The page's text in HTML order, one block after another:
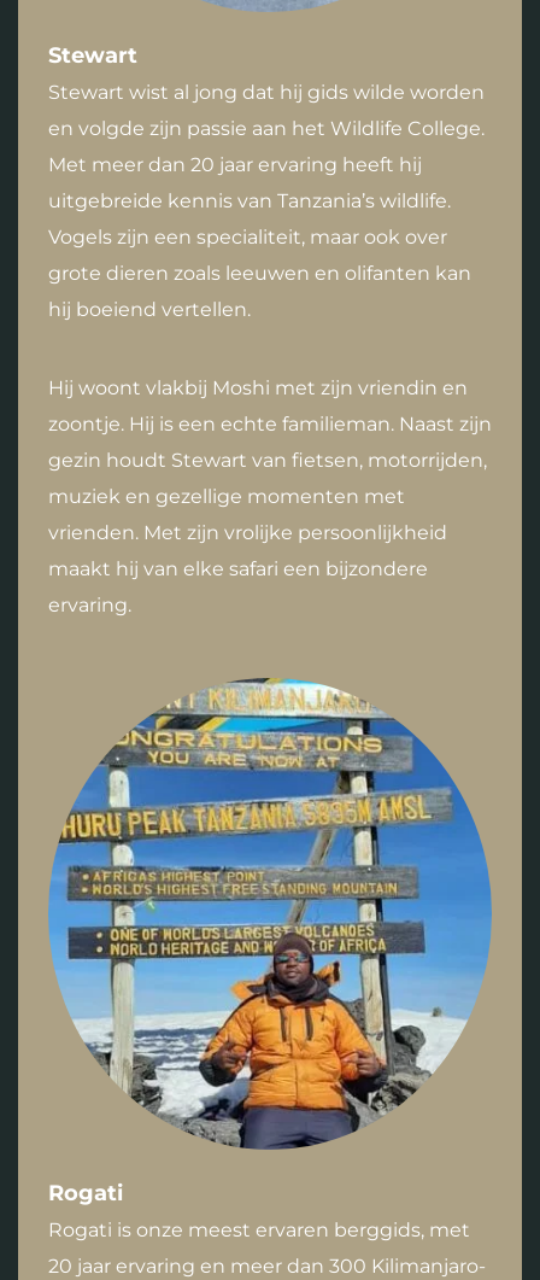
Stewart
Stewart wist al jong dat hij gids wilde worden
en volgde zijn passie aan het Wildlife College.
Met meer dan 20 jaar ervaring heeft hij
uitgebreide kennis van Tanzania’s wildlife.
Vogels zijn een specialiteit, maar ook over
grote dieren zoals leeuwen en olifanten kan
hij boeiend vertellen.
Hij woont vlakbij Moshi met zijn vriendin en
zoontje. Hij is een echte familieman. Naast zijn
gezin houdt Stewart van fietsen, motorrijden,
muziek en gezellige momenten met
vrienden. Met zijn vrolijke persoonlijkheid
maakt hij van elke safari een bijzondere
ervaring.
Rogati
Rogati is onze meest ervaren berggids, met
20 jaar ervaring en meer dan 300 Kilimanjaro-